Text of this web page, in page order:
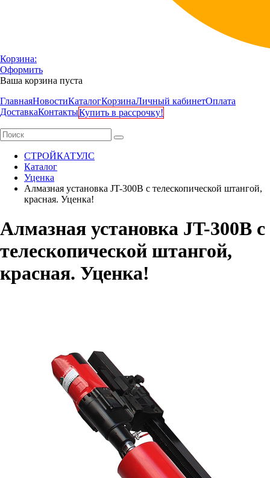
Корзина:
Оформить
Ваша корзина пуста
ГлавнаяНовостиКаталогКорзинаЛичный кабинетОплата
ДоставкаКонтактыКупить в рассрочку!
СТРОЙКАТУЛС
Каталог
Уценка
Алмазная установка JT-300B с телескопической штангой,
красная. Уценка!
Алмазная установка JT-300B с
телескопической штангой,
красная. Уценка!